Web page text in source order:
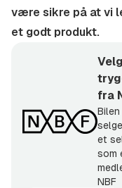
Lørdag : 10.00-14.00
Fullstendig
direkte fra selger.
være sikre på at vi
et godt produkt.
Velg
fra
Bilen
et
som
NBF